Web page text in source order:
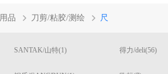
品 刀剪/粘胶/测绘 尺
SANTAK/山特(1) 得力/deli(56)